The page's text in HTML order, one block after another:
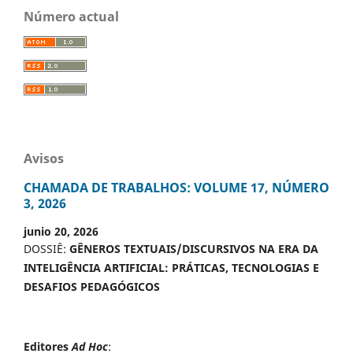
Número actual
Avisos
CHAMADA DE TRABALHOS: VOLUME 17, NÚMERO
3, 2026
junio 20, 2026
DOSSIÊ: GÊNEROS TEXTUAIS/DISCURSIVOS NA ERA DA
INTELIGÊNCIA ARTIFICIAL: PRÁTICAS, TECNOLOGIAS E
DESAFIOS PEDAGÓGICOS
EditoresAd Hoc: